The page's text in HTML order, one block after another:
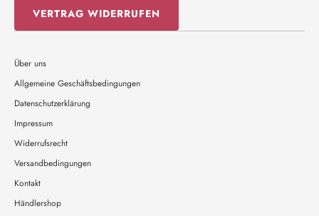
VERTRAG WIDERRUFEN
Über uns
Allgemeine Geschäftsbedingungen
Datenschutzerklärung
Impressum
Widerrufsrecht
Versandbedingungen
Kontakt
Händlershop